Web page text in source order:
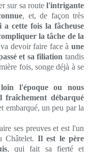
sur sa route l'intrigante
, et, de façon très
cette fois la fâcheuse
la tâche de la
devoir faire face à une
et sa filiation tandis
fois, songe déjà à se
l'époque ou nous
fraîchement débarqué
embarqué, un peu par la
ses preuves et est l'un
Châtelet.Il est le père
, qui fait sa fierté et